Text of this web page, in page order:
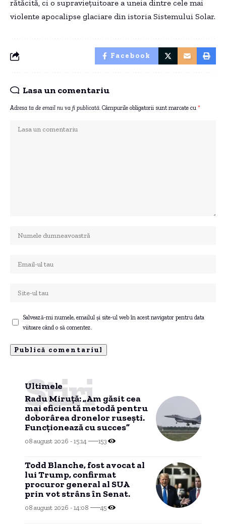
rătăcită, ci o supraviețuitoare a uneia dintre cele mai
violente apocalipse glaciare din istoria Sistemului Solar.
Facebook
Lasa un comentariu
Adresa ta de email nu va fi publicată. Câmpurile obligatorii sunt marcate cu *
Salvează-mi numele, emailul și site-ul web în acest navigator pentru data
viitoare când o să comentez.
Ultimele
Știri
Radu Miruță: „Am găsit cea
mai eficientă metodă pentru
doborârea dronelor rusești.
Funcționează cu succes”
08 august 2026 - 15:14 153
Todd Blanche, fost avocat al
lui Trump, confirmat
procuror general al SUA
prin vot strâns în Senat.
08 august 2026 - 14:08 45